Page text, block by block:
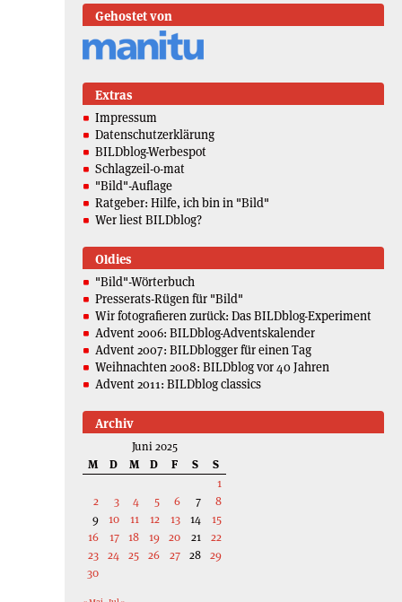
Gehostet von
Extras
Impressum
Datenschutzerklärung
BILDblog-Werbespot
Schlagzeil-o-mat
"Bild"-Auflage
Ratgeber: Hilfe, ich bin in "Bild"
Wer liest BILDblog?
Oldies
"Bild"-Wörterbuch
Presserats-Rügen für "Bild"
Wir fotografieren zurück: Das BILDblog-Experiment
Advent 2006: BILDblog-Adventskalender
Advent 2007: BILDblogger für einen Tag
Weihnachten 2008: BILDblog vor 40 Jahren
Advent 2011: BILDblog classics
Archiv
Juni 2025
M
D M D F S
S
1
2
3 4 5 6 7
8
9
10 11 12 13 14
15
16
17 18 19 20 21
22
23 24 25 26 27 28 29
30